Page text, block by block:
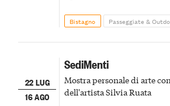
Bistagno Passeggiate &
22 LUG
16 AGO
SediMenti
Mostra personale di arte
dell'artista Silvia Ruata